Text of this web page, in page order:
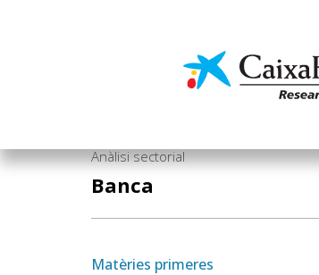
Anàlisi sectorial
Banca
Matèries primeres